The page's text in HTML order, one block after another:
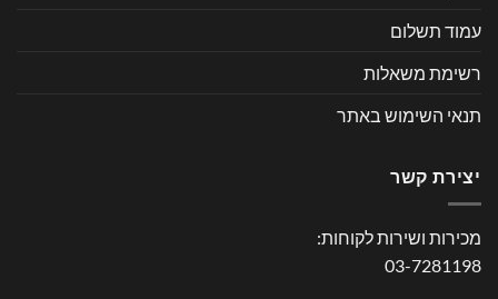
עמוד תשלום
רשימת משאלות
תנאי השימוש באתר
יצירת קשר
מכירות ושירות לקוחות:
03-7281198